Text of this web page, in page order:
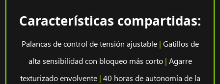
Características compartidas:
Palancas de control de tensión ajustable | Gatillos de
alta sensibilidad con bloqueo más corto | Agarre
texturizado envolvente | 40 horas de autonomía de la